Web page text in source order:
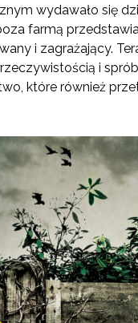
wydawało się
farmą
i zagrażający.
i
które również